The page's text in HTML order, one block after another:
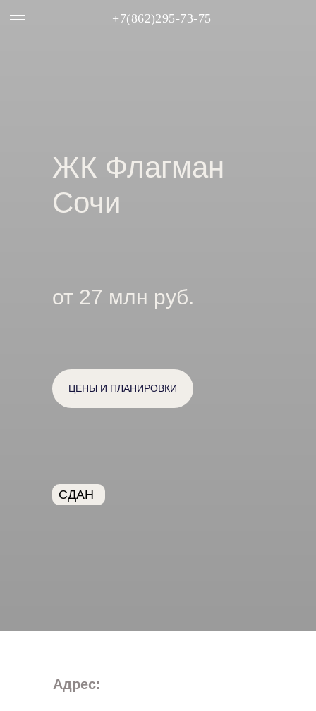
+7(862)295-73-75
ЖК Флагман
Сочи
ЦЕНЫ И ПЛАНИРОВКИ
СДАН
от 27 млн руб.
Адрес: